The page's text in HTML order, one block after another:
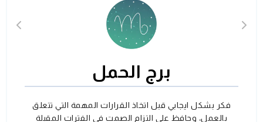
برج الحمل
فكر بشكل ايجابي قبل اتخاذ القرارات المهمة التي تتعلق
بالعمل، وحافظ على التزام الصمت في الفترات المقبلة